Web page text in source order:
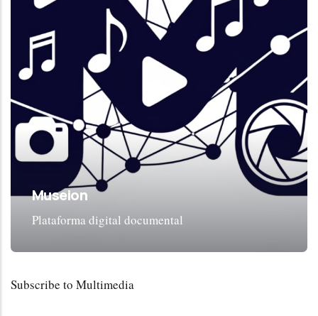
Museion
Plataforma digital documental
Subscribe to Multimedia